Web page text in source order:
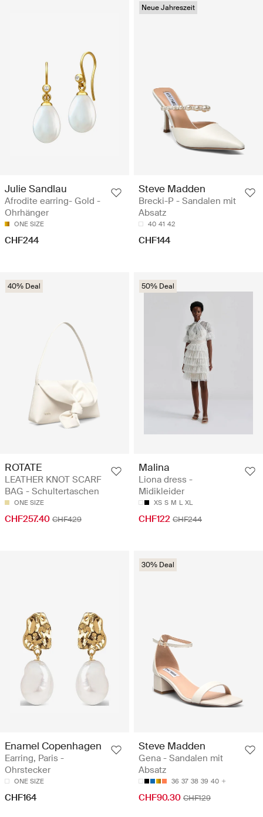
Julie Sandlau
Afrodite earring- Gold -
Ohrhänger
ONE SIZE
CHF244
Neue Jahreszeit
Steve Madden
Brecki-P - Sandalen mit
Absatz
40 41 42
CHF144
40% Deal
ROTATE
LEATHER KNOT SCARF
BAG - Schultertaschen
ONE SIZE
CHF257.40 CHF429
50% Deal
Malina
Liona dress -
Midikleider
XS S M L XL
CHF122 CHF244
Enamel Copenhagen
Earring, Paris -
Ohrstecker
ONE SIZE
CHF164
30% Deal
Steve Madden
Gena - Sandalen mit
Absatz
36 37 38 39 40
CHF90.30 CHF129